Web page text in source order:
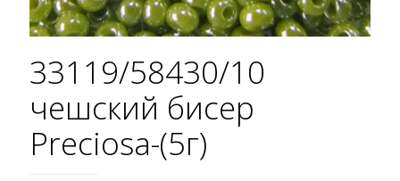
33119/58430/10
чешский бисер
Preciosa-(5г)